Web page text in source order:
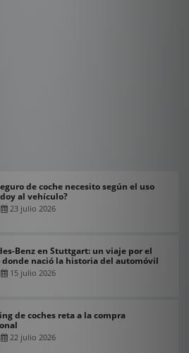
de coche necesito según el uso
al vehículo?
23 julio 2026
Benz en Stuttgart: un viaje por el
donde nació la historia del automóvil
15 julio 2026
de coches reta a la compra
22 julio 2026